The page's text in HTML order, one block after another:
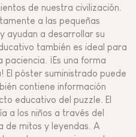
de nuestra civilización.
a las pequeñas
ayudan a desarrollar su
también es ideal para
¡Es una forma
póster suministrado puede
contiene información
educativo del puzzle. El
a los niños a través del
de mitos y leyendas. A